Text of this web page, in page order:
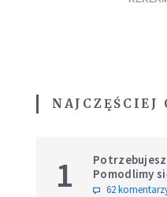
NAJCZĘŚCIEJ
1
Pomodlimy
intencji
62